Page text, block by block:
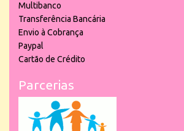
Multibanco
Transferência Bancária
Envio à Cobrança
Paypal
Cartão de Crédito
Parcerias